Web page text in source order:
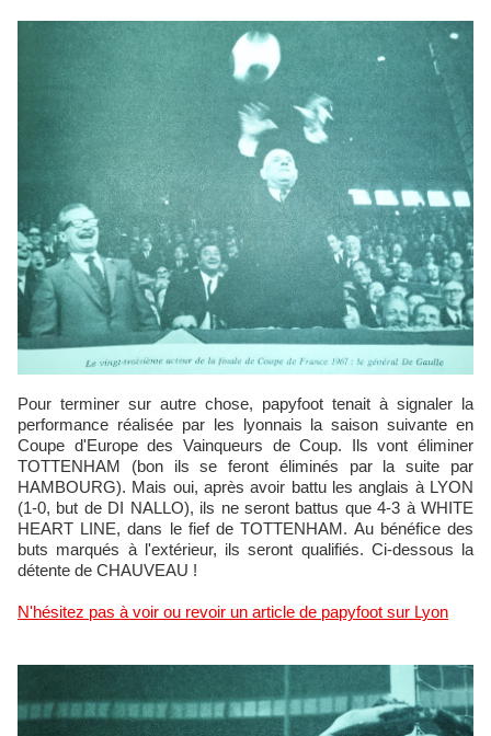
Pour terminer sur autre chose, papyfoot tenait à signaler la
performance réalisée par les lyonnais la saison suivante en
Coupe d'Europe des Vainqueurs de Coup. Ils vont éliminer
TOTTENHAM (bon ils se feront éliminés par la suite par
HAMBOURG). Mais oui, après avoir battu les anglais à LYON
(1-0, but de DI NALLO), ils ne seront battus que 4-3 à WHITE
HEART LINE, dans le fief de TOTTENHAM. Au bénéfice des
buts marqués à l'extérieur, ils seront qualifiés. Ci-dessous la
détente de CHAUVEAU !
N'hésitez pas à voir ou revoir un article de papyfoot sur Lyon